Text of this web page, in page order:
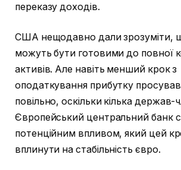
переказу доходів.
США нещодавно дали зрозуміти,
можуть бути готовими до повної
активів. Але навіть менший крок з
оподаткування прибутку
повільно, оскільки кілька держав-
Європейський центральний банк
потенційним впливом, який цей
вплинути на стабільність євро.